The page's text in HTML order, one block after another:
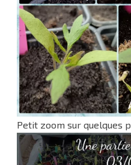
Petit zoom sur quelques